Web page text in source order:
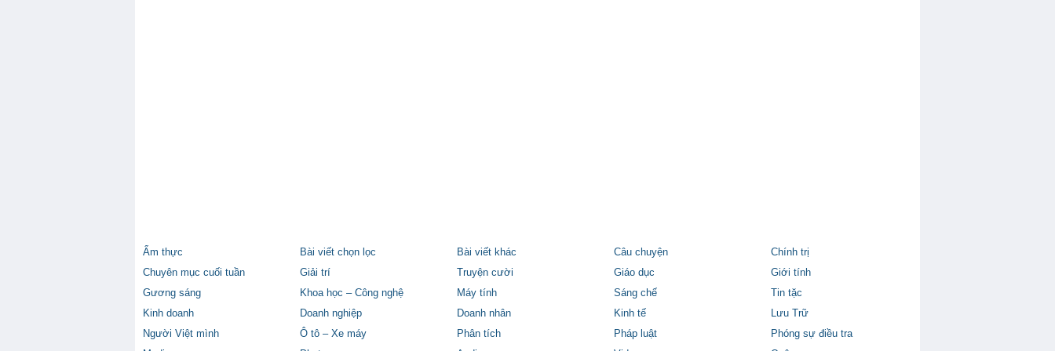
Ẩm thực Bài viết chọn lọc Bài viết khác Câu chuyện
Chính trị
Chuyên mục cuối tuần
Giải trí Truyện cười Giáo dục
Giới tính
Gương sáng
Khoa học – Công nghệ Máy tính Sáng chế
Tin tặc
Kinh doanh
Doanh nghiệp Doanh nhân Kinh tế
Lưu Trữ
Người Việt mình
Ô tô – Xe máy Phân tích Pháp luật
Phóng sự điều tra